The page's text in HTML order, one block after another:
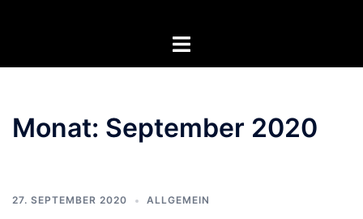
Menü
Monat: September 2020
27. SEPTEMBER 2020 ALLGEMEIN